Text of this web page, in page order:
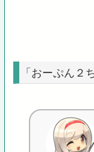
「おーぷん２